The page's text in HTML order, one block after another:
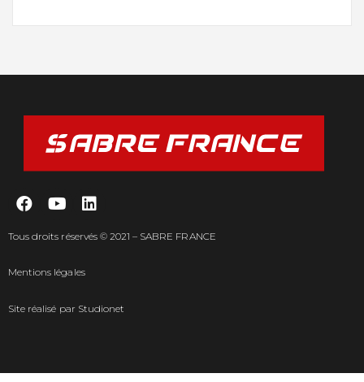
Tous droits réservés © 2021 – SABRE FRANCE
Mentions légales
Site réalisé par Studionet